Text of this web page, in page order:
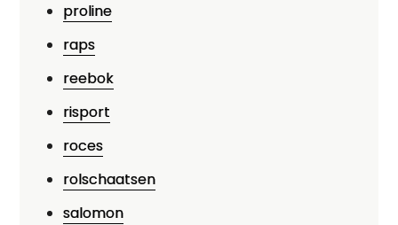
proline
raps
reebok
risport
roces
rolschaatsen
salomon